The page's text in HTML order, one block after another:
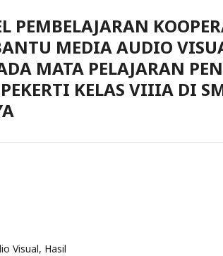
PEMBELAJARAN
MEDIA AUDIO
MATA PELAJARAN
KELAS VIIIA DI
Visual, Hasil